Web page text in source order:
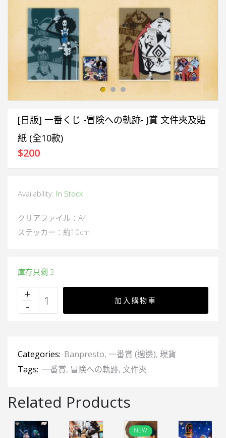
[日版] 一番くじ -冒険への軌跡- J賞 文件夾及貼
紙 (全10款)
$200
Availability: In Stock
クリアファイル：A4
ステッカー：約10cm
庫存只剩 3
加入購物車
Categories: Banpresto, 一番賞 (週邊), 現貨
Tags: 一番賞, 冒険への軌跡, 文件夾
Related Products
NEW